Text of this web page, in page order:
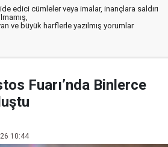
edici cümleler veya imalar, inançlara saldırı
ve büyük harflerle yazılmış yorumlar
Fuarı’nda Binlerce
10:44